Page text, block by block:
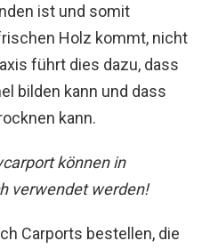
ist und somit
Holz kommt, nicht
führt dies dazu, dass
bilden kann und dass
kann.
können in
verwendet werden!
Carports bestellen, die